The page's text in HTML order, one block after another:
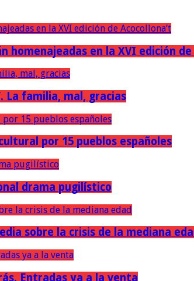
homenajeadas en la XVI edición
La familia, mal, gracias
por 15 pueblos españoles
drama pugilístico
sobre la crisis de la mediana
Entradas ya a la venta